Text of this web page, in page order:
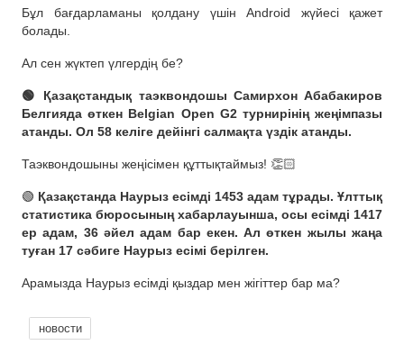
Бұл бағдарламаны қолдану үшін Android жүйесі қажет
болады.
Ал сен жүктеп үлгердің бе?
🟢 Қазақстандық таэквондошы Самирхон Абабакиров
Белгияда өткен Belgian Open G2 турнирінің жеңімпазы
атанды. Ол 58 келіге дейінгі салмақта үздік атанды.
Таэквондошыны жеңісімен құттықтаймыз! 👏🏻
🟢 Қазақстанда Наурыз есімді 1453 адам тұрады. Ұлттық
статистика бюросының хабарлауынша, осы есімді 1417
ер адам, 36 әйел адам бар екен. Ал өткен жылы жаңа
туған 17 сәбиге Наурыз есімі берілген.
Арамызда Наурыз есімді қыздар мен жігіттер бар ма?
новости